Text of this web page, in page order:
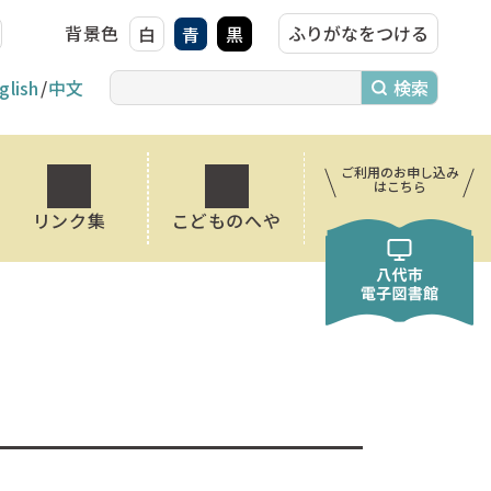
背景色 白 青 黒 ふりがなをつける
中文
ご利用のお申し込み
はこちら
リンク集 こどものへや